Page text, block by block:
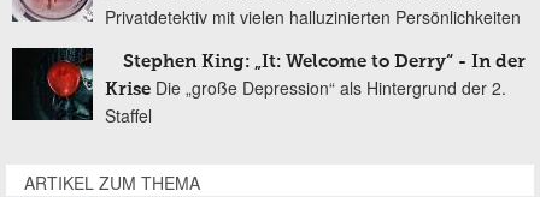
Privatdetektiv mit vielen halluzinierten Persönlichkeiten
Stephen King: „It: Welcome to Derry“ - In der
Krise Die „große Depression“ als Hintergrund der 2.
Staffel
ARTIKEL ZUM THEMA